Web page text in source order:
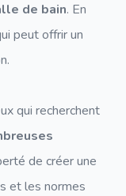
de bain. En
peut offrir un
qui recherchent
de créer une
et les normes